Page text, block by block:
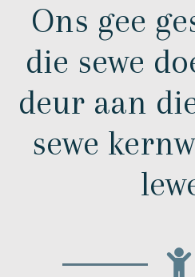
Ons gee
die sewe
deur aan
sewe